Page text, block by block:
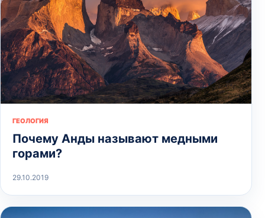
ГЕОЛОГИЯ
Почему Анды называют медными
горами?
29.10.2019